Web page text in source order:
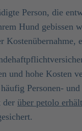
Person, die
Hund gebissen
und hohe Kosten
Personen-
der über petolo